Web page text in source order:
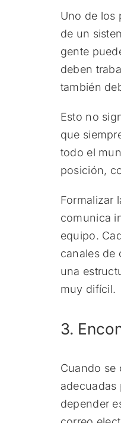
Uno de los
de un
gente
deben
también
Esto no
que
todo el
posición,
Formalizar
comunica
equipo.
canales de
una
muy difícil.
3.
Cuando se
adecuadas
depender